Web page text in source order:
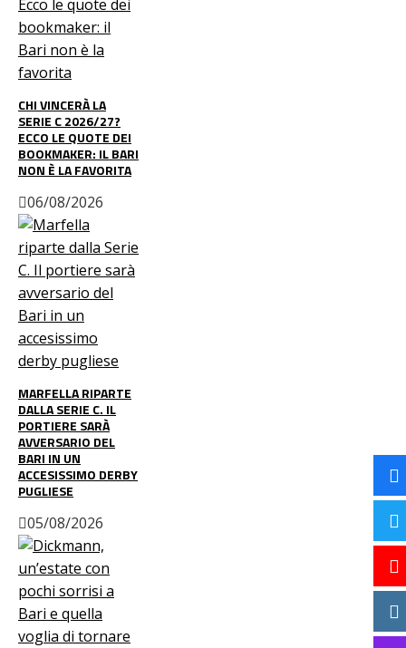
CHI VINCERÀ LA
SERIE C 2026/27?
ECCO LE QUOTE DEI
BOOKMAKER: IL BARI
NON È LA FAVORITA
06/08/2026
MARFELLA RIPARTE
DALLA SERIE C. IL
PORTIERE SARÀ
AVVERSARIO DEL
BARI IN UN
ACCESISSIMO DERBY
PUGLIESE
05/08/2026